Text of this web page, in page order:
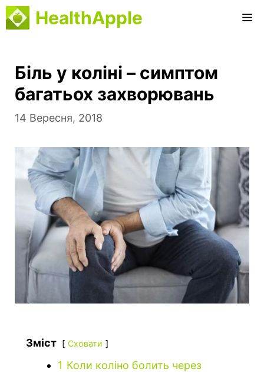
Перейти
до
HealthApple
Біль у коліні – симптом
багатьох захворювань
14 Вересня, 2018
Зміст Сховати
1 Коли коліно болить через